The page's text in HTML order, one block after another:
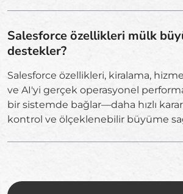
Salesforce özellikleri mülk
destekler?
Salesforce özellikleri, kiralama,
ve AI'yi gerçek operasyonel
bir sistemde bağlar—daha hızlı
kontrol ve ölçeklenebilir büyüme